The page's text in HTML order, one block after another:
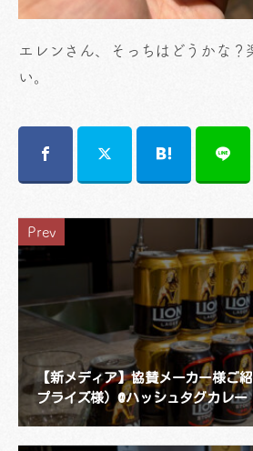
エレンさん、そっちはどうかな？
い。
Prev
【新メディア】協賛メーカー様ご
プライズ様）@ハッシュタグカレ